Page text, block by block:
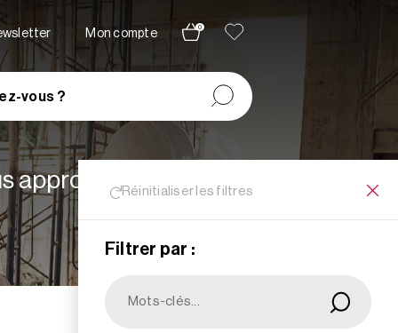
Mon compte
0
vous ?
Réinitialiser les filtres
Filtrer par :
appropriées à vos